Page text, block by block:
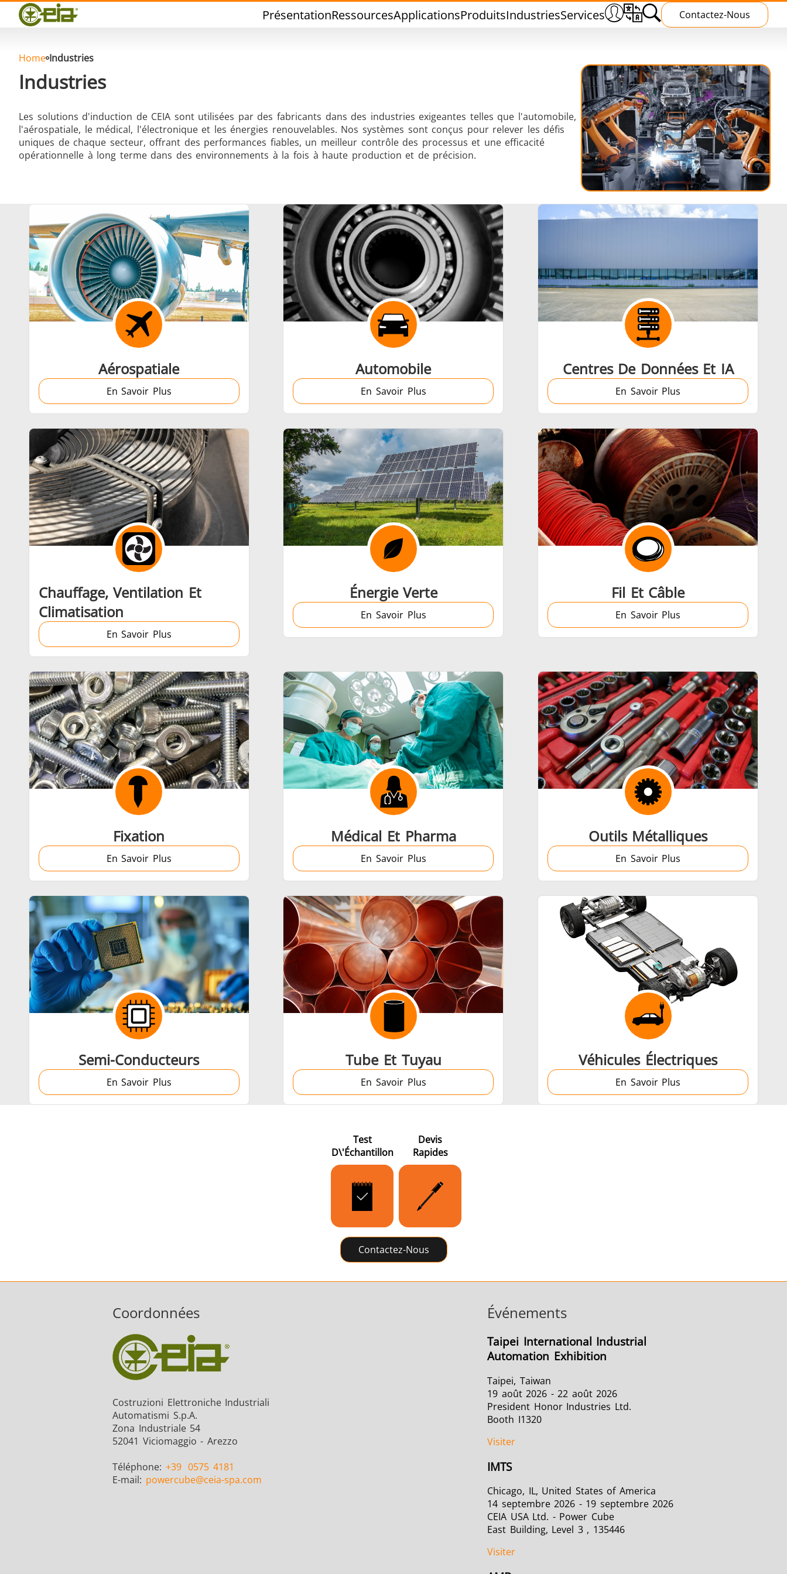
PrésentationRessourcesApplicationsProduitsIndustriesServices Contactez-Nous
Qualité
Événements
FAQ
Brasage Argent Brasage Etain Brasage Outils Traitement Thermique
Brasage Aluminium Thermoscellage Formage à chaud
Frettage
Générateur et Contrôleur Générateurs Centrales de Contrôle Accessoires
Série SH Têtes de chauffe Bobines à Induction
Aérospatiale
Chauffage, Ventilation et
Énergie verte Fil et câble Fixation Médical et pharma
Outils métalliques Semi-conducteurs Tube et tuyau Véhicules électriques
Home Industries
Industries
Les solutions d'induction de CEIA sont utilisées par des fabricants dans des industries exigeantes telles que l'automobile,
l'aérospatiale, le médical, l'électronique et les énergies renouvelables. Nos systèmes sont conçus pour relever les défis
uniques de chaque secteur, offrant des performances fiables, un meilleur contrôle des processus et une efficacité
opérationnelle à long terme dans des environnements à la fois à haute production et de précision.
Aérospatiale
En Savoir Plus
Automobile
En Savoir Plus
Centres De Données Et IA
En Savoir Plus
Chauffage, Ventilation Et
Climatisation
En Savoir Plus
Énergie Verte
En Savoir Plus
Fil Et Câble
En Savoir Plus
Fixation
En Savoir Plus
Médical Et Pharma
En Savoir Plus
Outils Métalliques
En Savoir Plus
Semi-Conducteurs
En Savoir Plus
Tube Et Tuyau
En Savoir Plus
Véhicules Électriques
En Savoir Plus
Test
D\'échantillon
Devis
Rapides
Contactez-Nous
Coordonnées
Costruzioni Elettroniche Industriali
Automatismi S.p.A.
Zona Industriale 54
52041 Viciomaggio - Arezzo
Téléphone: +39 0575 4181
E-mail: powercube@ceia-spa.com
Événements
Taipei International Industrial
Automation Exhibition
Taipei, Taiwan
19 août 2026 - 22 août 2026
President Honor Industries Ltd.
Booth I1320
Visiter
IMTS
Chicago, IL, United States of America
14 septembre 2026 - 19 septembre 2026
CEIA USA Ltd. - Power Cube
East Building, Level 3 , 135446
Visiter